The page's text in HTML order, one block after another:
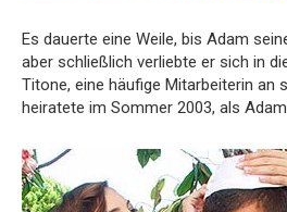
Es dauerte eine Weile, bis Adam
aber schließlich verliebte er sich in
Titone, eine häufige Mitarbeiterin an
heiratete im Sommer 2003, als